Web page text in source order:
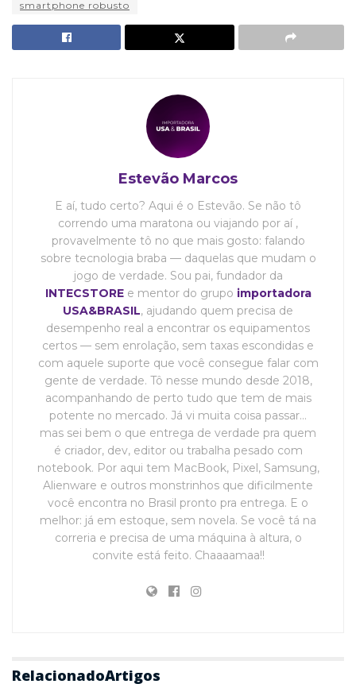
smartphone robusto
Estevão Marcos
E aí, tudo certo? Aqui é o Estevão. Se não tô
correndo uma maratona ou viajando por aí ,
provavelmente tô no que mais gosto: falando
sobre tecnologia braba — daquelas que mudam o
jogo de verdade. Sou pai, fundador da
INTECSTOREe mentor do grupo importadora
USA&BRASIL, ajudando quem precisa de
desempenho real a encontrar os equipamentos
certos — sem enrolação, sem taxas escondidas e
com aquele suporte que você consegue falar com
gente de verdade. Tô nesse mundo desde 2018,
acompanhando de perto tudo que tem de mais
potente no mercado. Já vi muita coisa passar…
mas sei bem o que entrega de verdade pra quem
é criador, dev, editor ou trabalha pesado com
notebook. Por aqui tem MacBook, Pixel, Samsung,
Alienware e outros monstrinhos que dificilmente
você encontra no Brasil pronto pra entrega. E o
melhor: já em estoque, sem novela. Se você tá na
correria e precisa de uma máquina à altura, o
convite está feito. Chaaaamaa!!
RelacionadoArtigos